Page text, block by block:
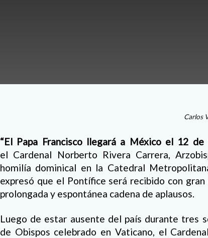
Carlos
“El Papa Francisco llegará a México el 12
el Cardenal Norberto Rivera Carrera,
homilía dominical en la Catedral
expresó que el Pontífice será recibido con
prolongada y espontánea cadena de aplausos.
Luego de estar ausente del país durante tres
de Obispos celebrado en Vaticano, el